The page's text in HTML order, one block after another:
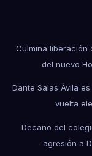
Culmina liberación
del nuevo
Dante Salas Ávila
vuelta
Decano del
agresión a